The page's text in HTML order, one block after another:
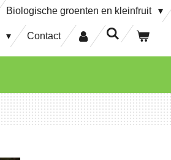
Biologische groenten en kleinfruit
Contact